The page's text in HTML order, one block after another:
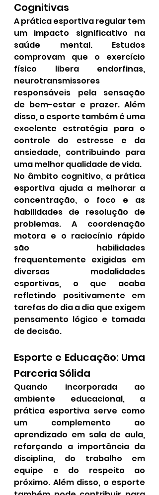
Cognitivas
A prática esportiva regular tem
um impacto significativo na
saúde mental. Estudos
comprovam que o exercício
físico libera endorfinas,
neurotransmissores
responsáveis pela sensação
de bem-estar e prazer. Além
disso, o esporte também é uma
excelente estratégia para o
controle do estresse e da
ansiedade, contribuindo para
uma melhor qualidade de vida.
No âmbito cognitivo, a prática
esportiva ajuda a melhorar a
concentração, o foco e as
habilidades de resolução de
problemas. A coordenação
motora e o raciocínio rápido
são habilidades
frequentemente exigidas em
diversas modalidades
esportivas, o que acaba
refletindo positivamente em
tarefas do dia a dia que exigem
pensamento lógico e tomada
de decisão.
Esporte e Educação: Uma
Parceria Sólida
Quando incorporada ao
ambiente educacional, a
prática esportiva serve como
um complemento ao
aprendizado em sala de aula,
reforçando a importância da
disciplina, do trabalho em
equipe e do respeito ao
próximo. Além disso, o esporte